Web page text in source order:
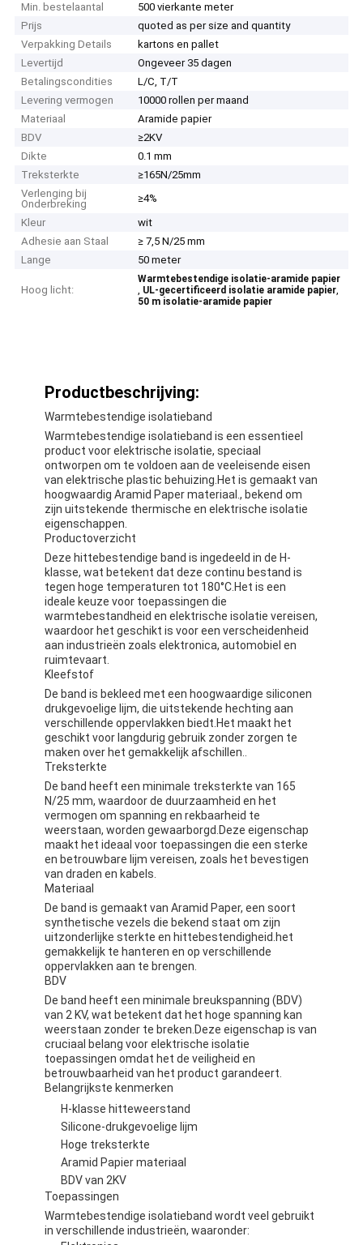
Huis
Producten
Ongeveer ons
Min. bestelaantal
500 vierkante meter
Prijs
quoted as per size and quantity
Verpakking Details
kartons en pallet
Levertijd
Ongeveer 35 dagen
Betalingscondities
L/C, T/T
Levering vermogen
10000 rollen per maand
Materiaal
Aramide papier
BDV
≥2KV
Dikte
0.1 mm
Treksterkte
≥165N/25mm
Verlenging bij
Onderbreking
≥4%
Kleur
wit
Adhesie aan Staal
≥ 7,5 N/25 mm
Lange
50 meter
Hoog licht:
Warmtebestendige isolatie-aramide papier
, UL-gecertificeerd isolatie aramide papier,
50 m isolatie-aramide papier
Productbeschrijving:
Warmtebestendige isolatieband
Warmtebestendige isolatieband is een essentieel
product voor elektrische isolatie, speciaal
ontworpen om te voldoen aan de veeleisende eisen
van elektrische plastic behuizing.Het is gemaakt van
hoogwaardig Aramid Paper materiaal., bekend om
zijn uitstekende thermische en elektrische isolatie
eigenschappen.
Productoverzicht
Deze hittebestendige band is ingedeeld in de H-
klasse, wat betekent dat deze continu bestand is
tegen hoge temperaturen tot 180°C.Het is een
ideale keuze voor toepassingen die
warmtebestandheid en elektrische isolatie vereisen,
waardoor het geschikt is voor een verscheidenheid
aan industrieën zoals elektronica, automobiel en
ruimtevaart.
Kleefstof
De band is bekleed met een hoogwaardige siliconen
drukgevoelige lijm, die uitstekende hechting aan
verschillende oppervlakken biedt.Het maakt het
geschikt voor langdurig gebruik zonder zorgen te
maken over het gemakkelijk afschillen..
Treksterkte
De band heeft een minimale treksterkte van 165
N/25 mm, waardoor de duurzaamheid en het
vermogen om spanning en rekbaarheid te
weerstaan, worden gewaarborgd.Deze eigenschap
maakt het ideaal voor toepassingen die een sterke
en betrouwbare lijm vereisen, zoals het bevestigen
van draden en kabels.
Materiaal
De band is gemaakt van Aramid Paper, een soort
synthetische vezels die bekend staat om zijn
uitzonderlijke sterkte en hittebestendigheid.het
gemakkelijk te hanteren en op verschillende
oppervlakken aan te brengen.
BDV
De band heeft een minimale breukspanning (BDV)
van 2 KV, wat betekent dat het hoge spanning kan
weerstaan zonder te breken.Deze eigenschap is van
cruciaal belang voor elektrische isolatie
toepassingen omdat het de veiligheid en
betrouwbaarheid van het product garandeert.
Belangrijkste kenmerken
H-klasse hitteweerstand
Silicone-drukgevoelige lijm
Hoge treksterkte
Aramid Papier materiaal
BDV van 2KV
Toepassingen
Warmtebestendige isolatieband wordt veel gebruikt
in verschillende industrieën, waaronder: